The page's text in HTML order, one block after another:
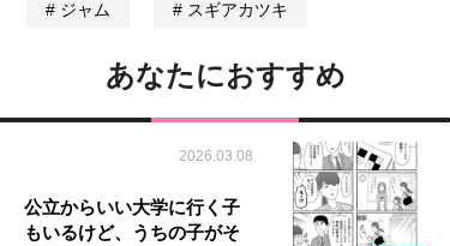
ジャム スギアカツキ
あなたにおすすめ
2026.03.08
公立からいい大学に行く子
もいるけど、うちの子がそ